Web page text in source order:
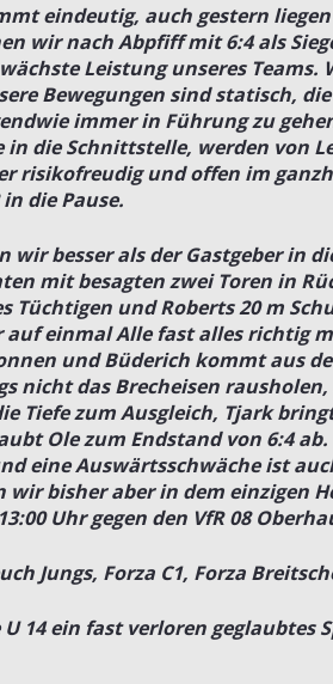
eindeutig, auch gestern
wir nach Abpfiff mit 6:4 als
Leistung unseres Teams.
Bewegungen sind statisch,
immer in Führung zu
in die Schnittstelle, werden von
risikofreudig und offen im
die Pause.
wir besser als der Gastgeber in
mit besagten zwei Toren in
Tüchtigen und Roberts 20 m
auf einmal Alle fast alles richtig
und Büderich kommt aus
nicht das Brecheisen
Tiefe zum Ausgleich, Tjark
Ole zum Endstand von 6:4
eine Auswärtsschwäche ist
bisher aber in dem einzigen
Uhr gegen den VfR 08
Jungs, Forza C1, Forza
14 ein fast verloren geglaubtes